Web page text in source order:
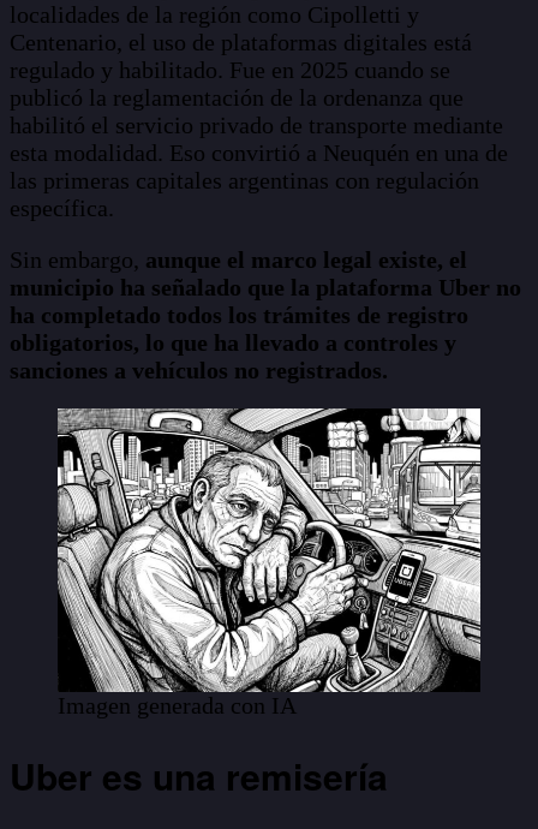
localidades de la región como Cipolletti y
Centenario, el uso de plataformas digitales está
regulado y habilitado. Fue en 2025 cuando se
publicó la reglamentación de la ordenanza que
habilitó el servicio privado de transporte mediante
esta modalidad. Eso convirtió a Neuquén en una de
las primeras capitales argentinas con regulación
específica.
Sin embargo, aunque el marco legal existe, el
municipio ha señalado que la plataforma Uber no
ha completado todos los trámites de registro
obligatorios, lo que ha llevado a controles y
sanciones a vehículos no registrados.
Imagen generada con IA
Uber es una remisería